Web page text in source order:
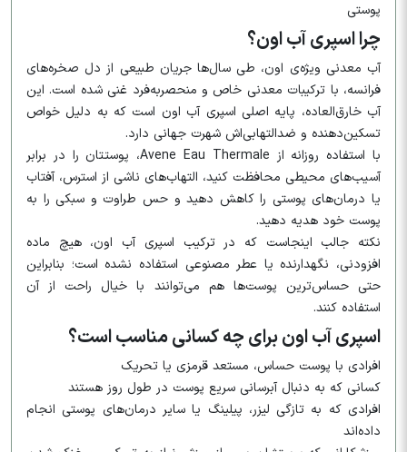
پوستی
چرا اسپری آب اون؟
آب معدنی ویژه‌ی اون، طی سال‌ها جریان طبیعی از دل صخره‌های
فرانسه، با ترکیبات معدنی خاص و منحصربه‌فرد غنی شده است. این
آب خارق‌العاده، پایه اصلی اسپری آب اون است که به دلیل خواص
تسکین‌دهنده و ضدالتهابی‌اش شهرت جهانی دارد.
با استفاده روزانه از Avene Eau Thermale، پوستتان را در برابر
آسیب‌های محیطی محافظت کنید، التهاب‌های ناشی از استرس، آفتاب
یا درمان‌های پوستی را کاهش دهید و حس طراوت و سبکی را به
پوست خود هدیه دهید.
نکته جالب اینجاست که در ترکیب اسپری آب اون، هیچ ماده
افزودنی، نگهدارنده یا عطر مصنوعی استفاده نشده است؛ بنابراین
حتی حساس‌ترین پوست‌ها هم می‌توانند با خیال راحت از آن
استفاده کنند.
اسپری آب اون برای چه کسانی مناسب است؟
افرادی با پوست حساس، مستعد قرمزی یا تحریک
کسانی که به دنبال آبرسانی سریع پوست در طول روز هستند
افرادی که به تازگی لیزر، پیلینگ یا سایر درمان‌های پوستی انجام
داده‌اند